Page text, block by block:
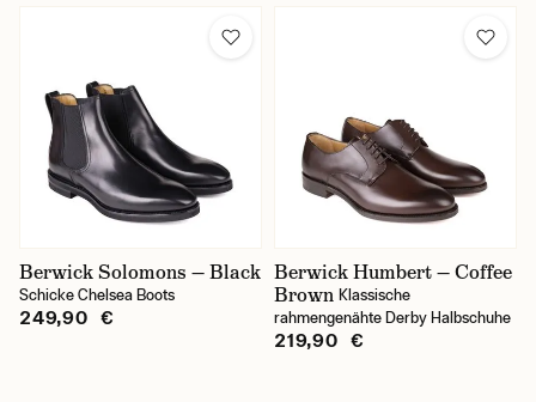
Farbe
Beige
Braun
Berwick Solomons — Black
Schicke Chelsea Boots
249,90 €
Berwick Humbert — Coffee
Brown Klassische
rahmengenähte Derby Halbschuhe
219,90 €